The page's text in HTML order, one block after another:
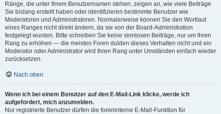
Ränge, die unter Ihrem Benutzernamen stehen, zeigen an, wie viele Beiträge
Sie bislang erstellt haben oder identifizieren bestimmte Benutzer wie
Moderatoren und Administratoren. Normalerweise können Sie den Wortlaut
eines Ranges nicht direkt ändern, da sie von der Board-Administration
festgelegt wurden. Bitte schreiben Sie keine sinnlosen Beiträge, nur um Ihren
Rang zu erhöhen — die meisten Foren dulden dieses Verhalten nicht und ein
Moderator oder Administrator wird Ihren Rang unter Umständen einfach wieder
zurücksetzen.
Nach oben
Wenn ich bei einem Benutzer auf den E-Mail-Link klicke, werde ich
aufgefordert, mich anzumelden.
Nur registrierte Benutzer dürfen die foreninterne E-Mail-Funktion für